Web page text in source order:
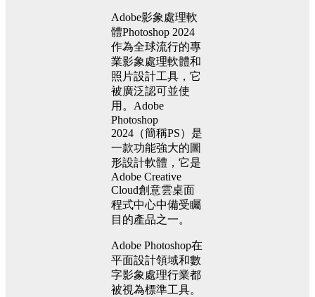
Adobe影象處理軟
體Photoshop 2024
作為全球流行的專
業影象處理軟體和
照片設計工具，它
被廣泛認可並使
用。Adobe
Photoshop
2024（簡稱PS）是
一款功能強大的圖
形設計軟體，它是
Adobe Creative
Cloud創意雲桌面
程式中心中備受矚
目的產品之一。
Adobe Photoshop在
平面設計領域和數
字影象處理行業都
被視為標準工具。